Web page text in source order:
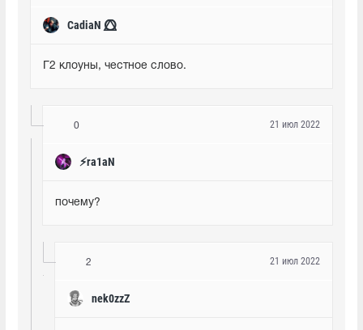
CadiaN ⭕⃤
Г2 клоуны, честное слово.
0
๋⚡ra1aN
21 июл 2022
почему?
2
nek0zzZ
21 июл 2022